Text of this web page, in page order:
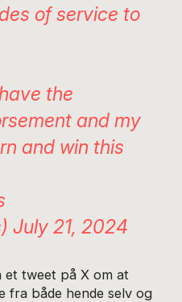
of service to
the
and my
and win this
July 21, 2024
et tweet på X om at
fra både hende selv og